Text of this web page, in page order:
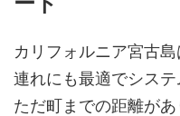
カリフォルニア宮古
連れにも最適でシステ
ただ町までの距離が